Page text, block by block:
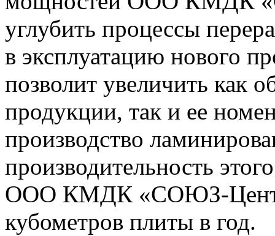
углубить процессы
в эксплуатацию нового
позволит увеличить как
продукции, так и ее
производство
производительность
ООО КМДК «СОЮЗ-
кубометров плиты в год.